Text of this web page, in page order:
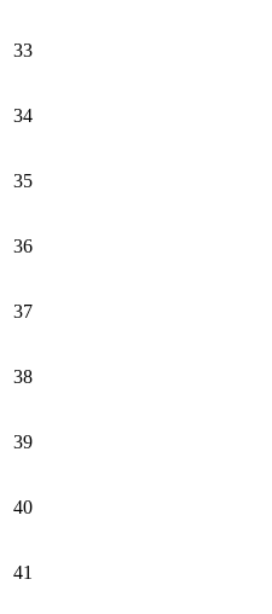
33
34
35
36
37
38
39
40
41